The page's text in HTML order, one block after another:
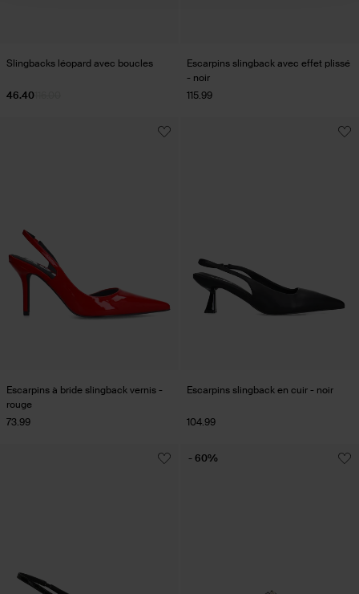
Slingbacks léopard avec boucles
46.40
Escarpins slingback avec effet plissé
- noir
115.99
Escarpins à bride slingback vernis -
rouge
73.99
Escarpins slingback en cuir - noir
104.99
- 60%